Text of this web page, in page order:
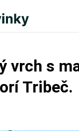
vrch s
Tribeč.